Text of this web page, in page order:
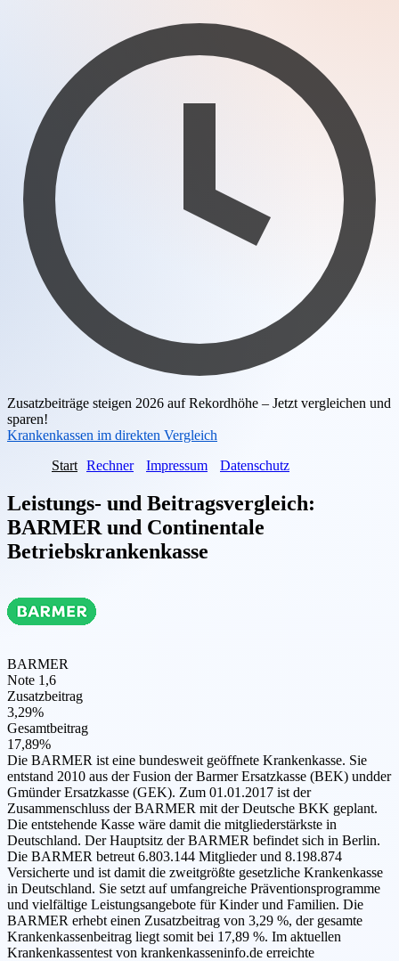
Zusatzbeiträge steigen 2026 auf Rekordhöhe – Jetzt vergleichen und
sparen!
Krankenkassen im direkten Vergleich
Start Rechner Impressum Datenschutz
Leistungs- und Beitragsvergleich:
BARMER und Continentale
Betriebskrankenkasse
BARMER
Note 1,6
Zusatzbeitrag
3,29%
Gesamtbeitrag
17,89%
Die BARMER ist eine bundesweit geöffnete Krankenkasse. Sie
entstand 2010 aus der Fusion der Barmer Ersatzkasse (BEK) undder
Gmünder Ersatzkasse (GEK). Zum 01.01.2017 ist der
Zusammenschluss der BARMER mit der Deutsche BKK geplant.
Die entstehende Kasse wäre damit die mitgliederstärkste in
Deutschland. Der Hauptsitz der BARMER befindet sich in Berlin.
Die BARMER betreut 6.803.144 Mitglieder und 8.198.874
Versicherte und ist damit die zweitgrößte gesetzliche Krankenkasse
in Deutschland. Sie setzt auf umfangreiche Präventionsprogramme
und vielfältige Leistungsangebote für Kinder und Familien. Die
BARMER erhebt einen Zusatzbeitrag von 3,29 %, der gesamte
Krankenkassenbeitrag liegt somit bei 17,89 %. Im aktuellen
Krankenkassentest von krankenkasseninfo.de erreichte